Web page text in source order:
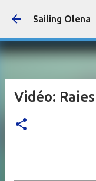
Sailing Olena
Vidéo: